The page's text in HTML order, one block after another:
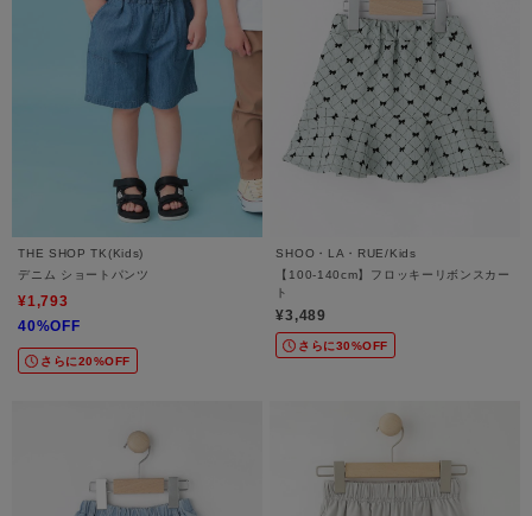
THE SHOP TK(Kids)
デニム ショートパンツ
¥1,793
40%OFF
さらに20%OFF
SHOO・LA・RUE/Kids
【100-140cm】フロッキーリボンスカー
ト
¥3,489
さらに30%OFF